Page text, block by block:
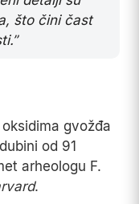
što čini čast
gvožđa
od 91
arheologu F.
.